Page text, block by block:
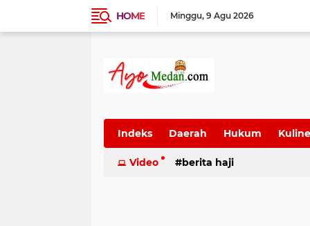
HOME Minggu 9 Agu 2026
Indeks Daerah Hukum
SUmatera Utara Wisata
Video berita haji